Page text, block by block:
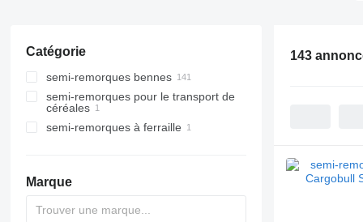
Catégorie
semi-remorques bennes
semi-remorques pour le transport de
céréales
semi-remorques à ferraille
Marque
143